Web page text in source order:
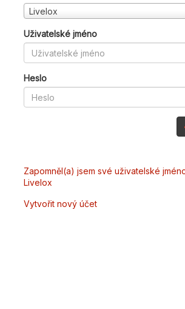
Livelox
Uživatelské jméno
Heslo
Zapomněl(a) jsem své uživatelské
Livelox
Vytvořit nový účet